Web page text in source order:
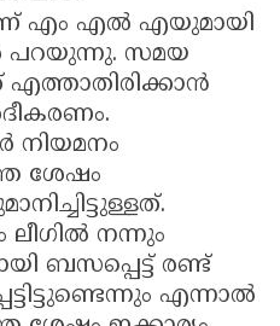
എം എൽ എയുമായി
പറയുന്നു. സമയ
ശേഷം
നന്നും
ബസപ്പെട്ട് രണ്ട്
എന്നാൽ